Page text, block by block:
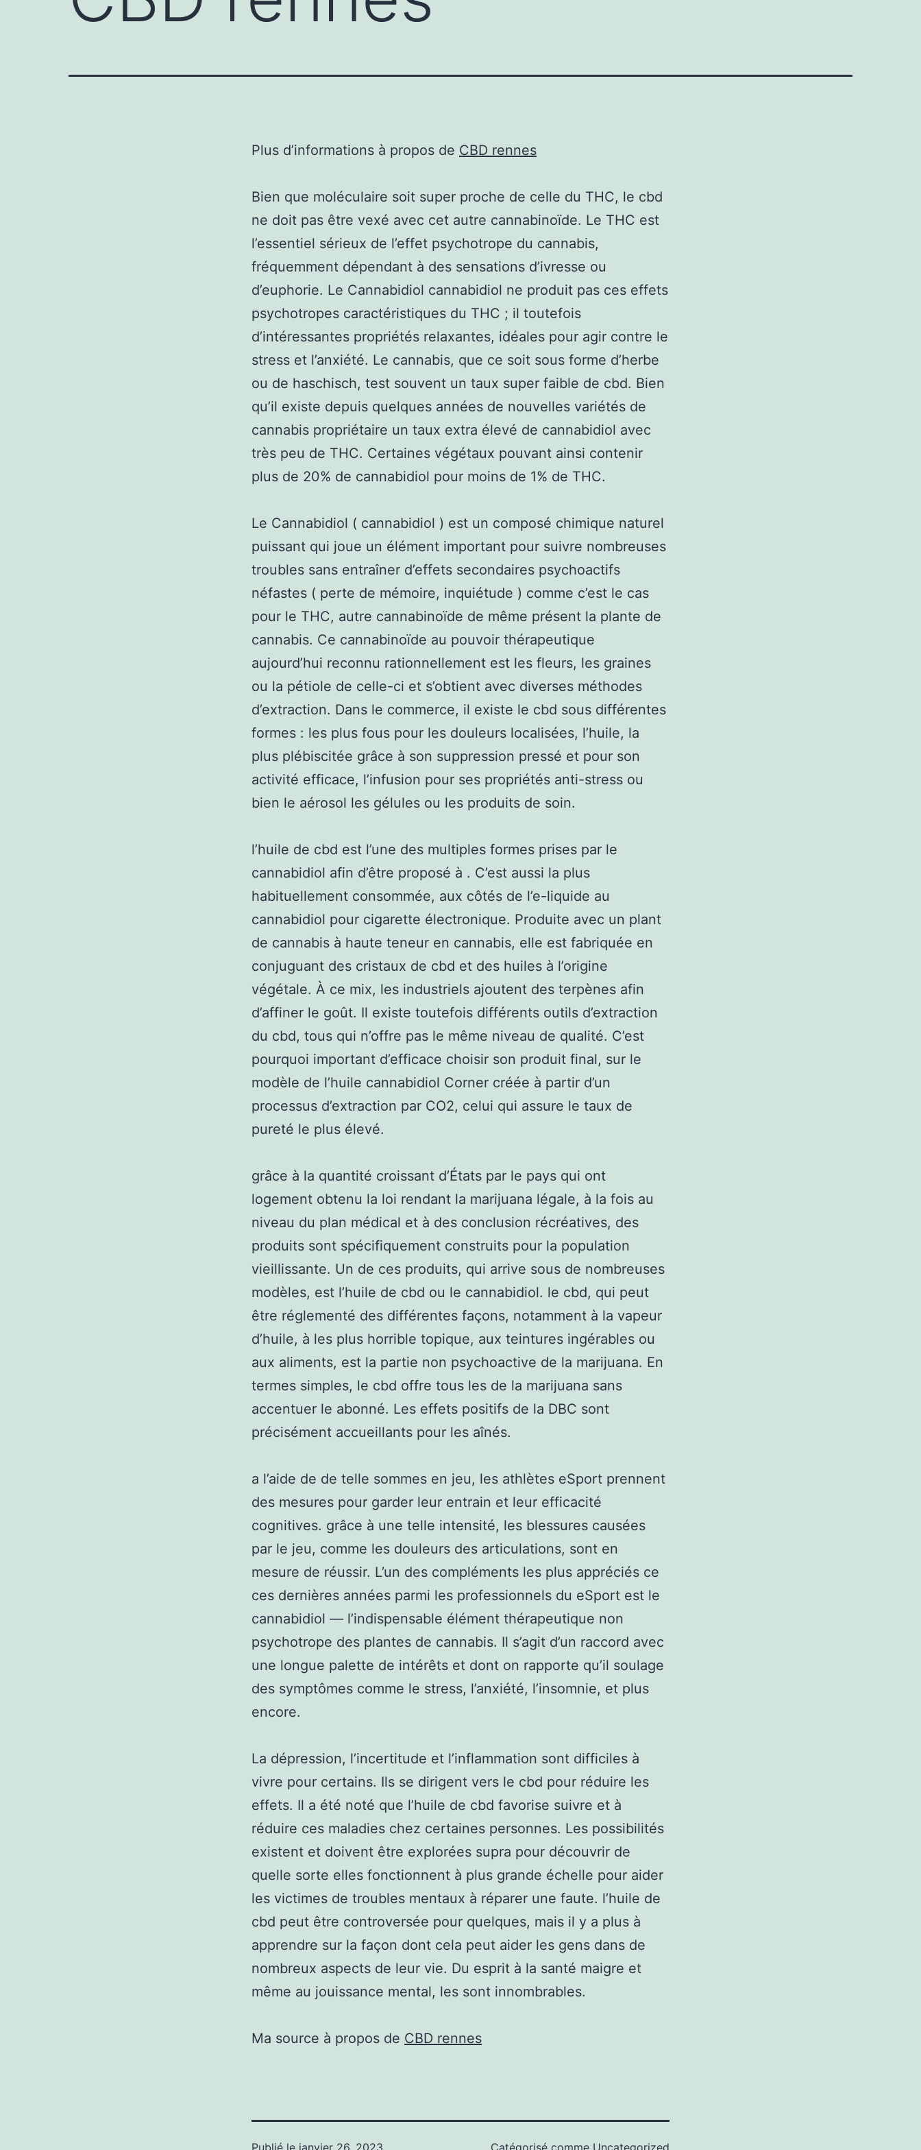
Plus d’informations à propos de CBD rennes
Bien que moléculaire soit super proche de celle du THC, le cbd
ne doit pas être vexé avec cet autre cannabinoïde. Le THC est
l’essentiel sérieux de l’effet psychotrope du cannabis,
fréquemment dépendant à des sensations d’ivresse ou
d’euphorie. Le Cannabidiol cannabidiol ne produit pas ces effets
psychotropes caractéristiques du THC ; il toutefois
d’intéressantes propriétés relaxantes, idéales pour agir contre le
stress et l’anxiété. Le cannabis, que ce soit sous forme d’herbe
ou de haschisch, test souvent un taux super faible de cbd. Bien
qu’il existe depuis quelques années de nouvelles variétés de
cannabis propriétaire un taux extra élevé de cannabidiol avec
très peu de THC. Certaines végétaux pouvant ainsi contenir
plus de 20% de cannabidiol pour moins de 1% de THC.
Le Cannabidiol ( cannabidiol ) est un composé chimique naturel
puissant qui joue un élément important pour suivre nombreuses
troubles sans entraîner d’effets secondaires psychoactifs
néfastes ( perte de mémoire, inquiétude ) comme c’est le cas
pour le THC, autre cannabinoïde de même présent la plante de
cannabis. Ce cannabinoïde au pouvoir thérapeutique
aujourd’hui reconnu rationnellement est les fleurs, les graines
ou la pétiole de celle-ci et s’obtient avec diverses méthodes
d’extraction. Dans le commerce, il existe le cbd sous différentes
formes : les plus fous pour les douleurs localisées, l’huile, la
plus plébiscitée grâce à son suppression pressé et pour son
activité efficace, l’infusion pour ses propriétés anti-stress ou
bien le aérosol les gélules ou les produits de soin.
l’huile de cbd est l’une des multiples formes prises par le
cannabidiol afin d’être proposé à . C’est aussi la plus
habituellement consommée, aux côtés de l’e-liquide au
cannabidiol pour cigarette électronique. Produite avec un plant
de cannabis à haute teneur en cannabis, elle est fabriquée en
conjuguant des cristaux de cbd et des huiles à l’origine
végétale. À ce mix, les industriels ajoutent des terpènes afin
d’affiner le goût. Il existe toutefois différents outils d’extraction
du cbd, tous qui n’offre pas le même niveau de qualité. C’est
pourquoi important d’efficace choisir son produit final, sur le
modèle de l’huile cannabidiol Corner créée à partir d’un
processus d’extraction par CO2, celui qui assure le taux de
pureté le plus élevé.
grâce à la quantité croissant d’États par le pays qui ont
logement obtenu la loi rendant la marijuana légale, à la fois au
niveau du plan médical et à des conclusion récréatives, des
produits sont spécifiquement construits pour la population
vieillissante. Un de ces produits, qui arrive sous de nombreuses
modèles, est l’huile de cbd ou le cannabidiol. le cbd, qui peut
être réglementé des différentes façons, notamment à la vapeur
d’huile, à les plus horrible topique, aux teintures ingérables ou
aux aliments, est la partie non psychoactive de la marijuana. En
termes simples, le cbd offre tous les de la marijuana sans
accentuer le abonné. Les effets positifs de la DBC sont
précisément accueillants pour les aînés.
a l’aide de de telle sommes en jeu, les athlètes eSport prennent
des mesures pour garder leur entrain et leur efficacité
cognitives. grâce à une telle intensité, les blessures causées
par le jeu, comme les douleurs des articulations, sont en
mesure de réussir. L’un des compléments les plus appréciés ce
ces dernières années parmi les professionnels du eSport est le
cannabidiol — l’indispensable élément thérapeutique non
psychotrope des plantes de cannabis. Il s’agit d’un raccord avec
une longue palette de intérêts et dont on rapporte qu’il soulage
des symptômes comme le stress, l’anxiété, l’insomnie, et plus
encore.
La dépression, l’incertitude et l’inflammation sont difficiles à
vivre pour certains. Ils se dirigent vers le cbd pour réduire les
effets. Il a été noté que l’huile de cbd favorise suivre et à
réduire ces maladies chez certaines personnes. Les possibilités
existent et doivent être explorées supra pour découvrir de
quelle sorte elles fonctionnent à plus grande échelle pour aider
les victimes de troubles mentaux à réparer une faute. l’huile de
cbd peut être controversée pour quelques, mais il y a plus à
apprendre sur la façon dont cela peut aider les gens dans de
nombreux aspects de leur vie. Du esprit à la santé maigre et
même au jouissance mental, les sont innombrables.
Ma source à propos de CBD rennes
Publié le janvier 26, 2023 Catégorisé comme Uncategorized